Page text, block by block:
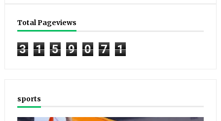
Total Pageviews
3 1 5 9 0 7 1
sports